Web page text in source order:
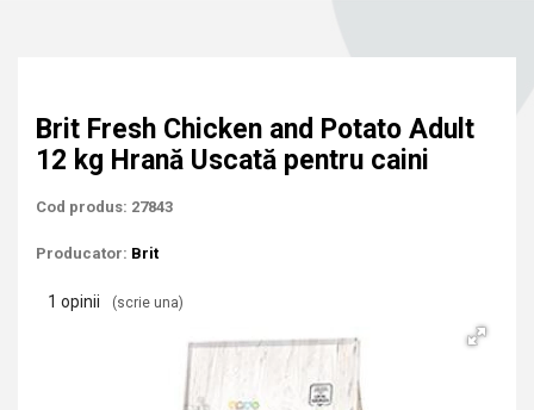
Brit Fresh Chicken and Potato Adult
12 kg Hrană Uscată pentru caini
Cod produs: 27843
Producator: Brit
1 opinii (scrie una)